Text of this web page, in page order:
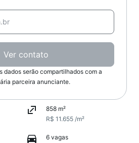
Ver contato
dados serão compartilhados com a
parceira anunciante.
858 m²
R$ 11.655 /m²
6 vagas